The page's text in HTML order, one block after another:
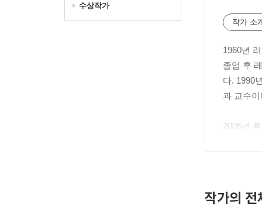
수상작가
작가 소
1960년
졸업 후
다. 1990
과 교수
2005년
작가의 전